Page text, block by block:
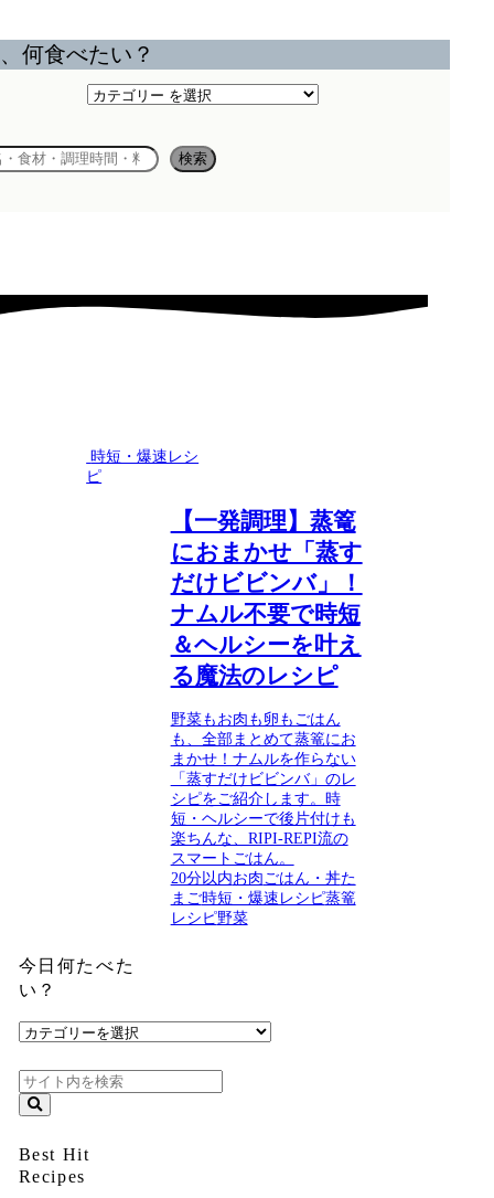
何食べたい？
カ
ゴ
検索
時短・爆速レシ
ピ
【一発調理】蒸篭
におまかせ「蒸す
だけビビンバ」！
ナムル不要で時短
＆ヘルシーを叶え
る魔法のレシピ
野菜もお肉も卵もごはん
も、全部まとめて蒸篭にお
まかせ！ナムルを作らない
「蒸すだけビビンバ」のレ
シピをご紹介します。時
短・ヘルシーで後片付けも
楽ちんな、RIPI-REPI流の
スマートごはん。
20分以内お肉ごはん・丼た
まご時短・爆速レシピ蒸篭
レシピ野菜
今日何たべた
い？
今
何
た
べ
い？
Best Hit
Recipes